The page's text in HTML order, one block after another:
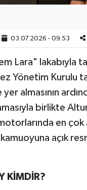
03.07.2026 - 09:53
Lara" lakabıyla
Yönetim Kurulu
almasının
birlikte
en çok
açık
KİMDİR?